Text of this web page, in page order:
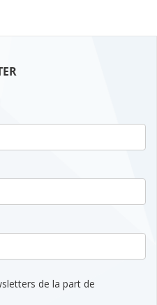
de la part de